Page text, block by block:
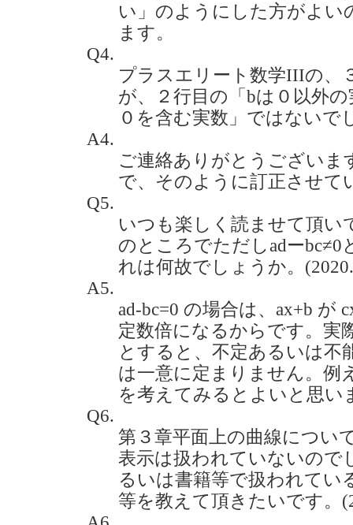
い」のようにした方がよい
ます。
Q4.
プラスエリート数学IIIの、
が、２行目の「bは０以外
０を含む実数」ではないで
A4.
ご連絡ありがとうございま
で、そのように訂正させて
Q5.
いつも楽しく読ませて頂い
のところでただしadー
れは何故でしょうか。
A5.
ad-bc=0 の場合は、ax+b が
定数倍になるからです。実
とすると、不定あるいは不
は一意に定まりません。例
を考えてみるとよいと思い
Q6.
第３章平面上の曲線につい
表示は扱われていないので
るいは書籍等で扱われてい
等を教えて頂きたいです。